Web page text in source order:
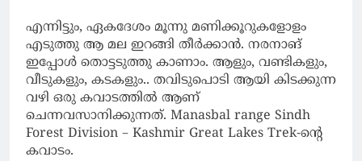
എന്നിട്ടും, ഏകദേശം മൂന്നു മണിക്കൂറുകളോളം
എടുത്തു ആ മല ഇറങ്ങി തീർക്കാൻ. നരനാങ്
ഇപ്പോൾ തൊട്ടടുത്തു കാണാം. ആളും, വണ്ടികളും,
വീടുകളും, കടകളും.. തവിടുപൊടി ആയി കിടക്കുന്ന
വഴി ഒരു കവാടത്തിൽ ആണ്
ചെന്നവസാനിക്കുന്നത്. Manasbal range Sindh
Forest Division – Kashmir Great Lakes Trek-ന്റെ
കവാടം.